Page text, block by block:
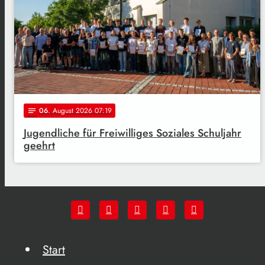
notes 06. August 2026 07:19
Jugendliche für Freiwilliges Soziales Schuljahr
geehrt
Start